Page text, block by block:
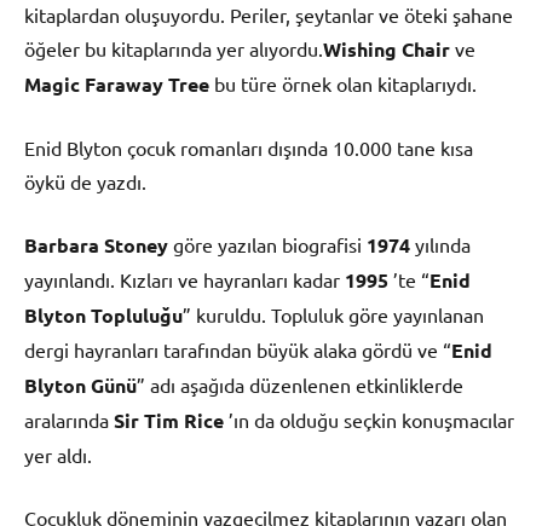
kitaplardan oluşuyordu. Periler, şeytanlar ve öteki şahane
öğeler bu kitaplarında yer alıyordu. Wishing Chair ve
Magic Faraway Tree bu türe örnek olan kitaplarıydı.
Enid Blyton çocuk romanları dışında 10.000 tane kısa
öykü de yazdı.
Barbara Stoney göre yazılan biografisi 1974 yılında
yayınlandı. Kızları ve hayranları kadar 1995 ’te “Enid
Blyton Topluluğu” kuruldu. Topluluk göre yayınlanan
dergi hayranları tarafından büyük alaka gördü ve “Enid
Blyton Günü” adı aşağıda düzenlenen etkinliklerde
aralarında Sir Tim Rice ’ın da olduğu seçkin konuşmacılar
yer aldı.
Çocukluk döneminin vazgeçilmez kitaplarının yazarı olan